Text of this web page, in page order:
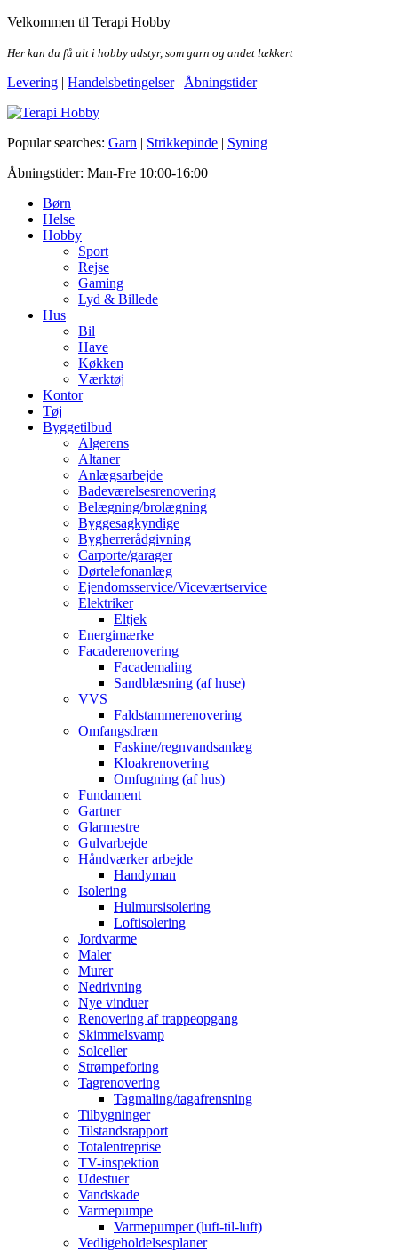
Skip
the
Velkommen til Terapi Hobby
Her kan du få alt i hobby udstyr, som garn og andet lækkert
Levering | Handelsbetingelser| Åbningstider
Terapi Hobby
Popular searches: Garn | Strikkepinde | Syning
Åbningstider: Man-Fre 10:00-16:00
Børn
Helse
Hobby
Sport
Rejse
Gaming
Lyd & Billede
Hus
Bil
Have
Køkken
Værktøj
Kontor
Tøj
Byggetilbud
Algerens
Altaner
Anlægsarbejde
Badeværelsesrenovering
Belægning/brolægning
Byggesagkyndige
Bygherrerådgivning
Carporte/garager
Dørtelefonanlæg
Ejendomsservice/Viceværtservice
Elektriker
Eltjek
Energimærke
Facaderenovering
Facademaling
Sandblæsning (af huse)
VVS
Faldstammerenovering
Omfangsdræn
Faskine/regnvandsanlæg
Kloakrenovering
Omfugning (af hus)
Fundament
Gartner
Glarmestre
Gulvarbejde
Håndværker arbejde
Handyman
Isolering
Hulmursisolering
Loftisolering
Jordvarme
Maler
Murer
Nedrivning
Nye vinduer
Renovering af trappeopgang
Skimmelsvamp
Solceller
Strømpeforing
Tagrenovering
Tagmaling/tagafrensning
Tilbygninger
Tilstandsrapport
Totalentreprise
TV-inspektion
Udestuer
Vandskade
Varmepumpe
Varmepumper (luft-til-luft)
Vedligeholdelsesplaner